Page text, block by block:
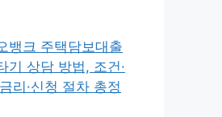
뱅크 주택담보대출
기 상담 방법, 조건·
리·신청 절차 총정